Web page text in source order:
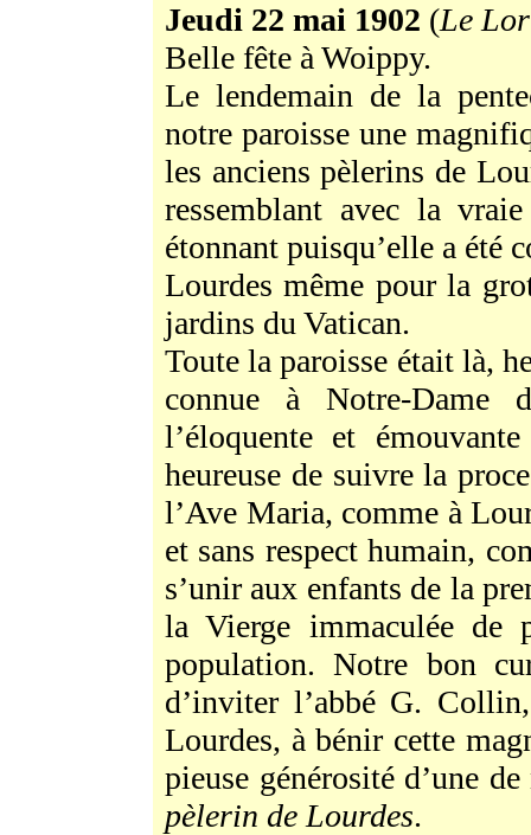
Jeudi 22 mai 1902 (Le
Belle fête à Woippy.
Le lendemain de la
notre paroisse une
les anciens pèlerins de
ressemblant avec la
étonnant puisqu’elle a été
Lourdes même pour la
jardins du Vatican.
Toute la paroisse était là,
connue à Notre-Dame
l’éloquente et
heureuse de suivre la
l’Ave Maria, comme à
et sans respect humain,
s’unir aux enfants de la
la Vierge immaculée de
population. Notre bon
d’inviter l’abbé G.
Lourdes, à bénir cette
pieuse générosité d’une
pèlerin de Lourdes.